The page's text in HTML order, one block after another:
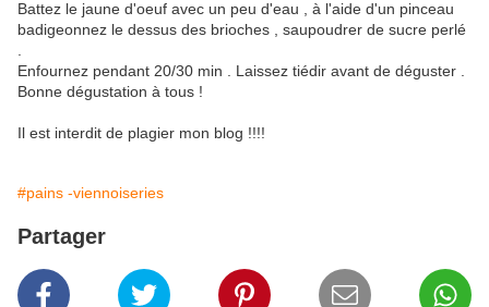
Battez le jaune d'oeuf avec un peu d'eau , à l'aide d'un pinceau
badigeonnez le dessus des brioches , saupoudrer de sucre perlé
Enfournez pendant 20/30 min . Laissez tiédir avant de déguster .
Bonne dégustation à tous !
Il est interdit de plagier mon blog !!!!
#pains -viennoiseries
Partager